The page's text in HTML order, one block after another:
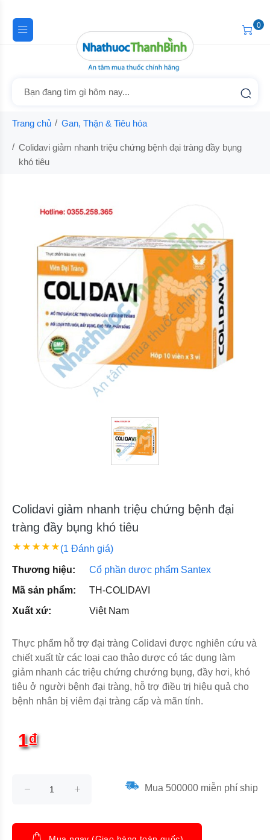
0
Trang chủ Gan, Thận & Tiêu hóa
Colidavi giảm nhanh triệu chứng bệnh đại tràng đầy bụng
khó tiêu
Colidavi giảm nhanh triệu chứng bệnh đại
tràng đầy bụng khó tiêu
(1 Đánh giá)
Thương hiệu:
Cổ phần dược phẩm Santex
Mã sản phẩm:
TH-COLIDAVI
Xuất xứ:
Việt Nam
Thực phẩm hỗ trợ đại tràng Colidavi được nghiên cứu và
chiết xuất từ các loại cao thảo dược có tác dụng làm
giảm nhanh các triệu chứng chướng bụng, đầy hơi, khó
tiêu ở người bệnh đại tràng, hỗ trợ điều trị hiệu quả cho
bệnh nhân bị viêm đại tràng cấp và mãn tính.
1₫
Mua 500000 miễn phí ship